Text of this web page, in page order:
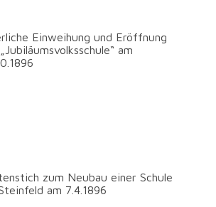
Einweihung und Eröffnung
am
zum Neubau einer Schule
am 7.4.1896